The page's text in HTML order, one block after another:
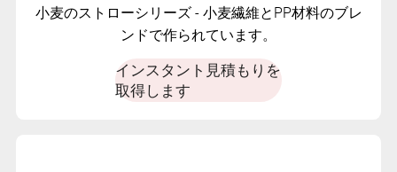
小麦のストローシリーズ - 小麦繊維とPP材料のブレ
ンドで作られています。
インスタント見積もりを
取得します